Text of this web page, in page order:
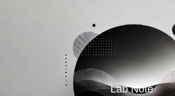
Lab Note